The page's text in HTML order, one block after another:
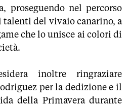
proseguendo nel percorso
del vivaio canarino, a
che lo unisce ai colori di
inoltre ringraziare
per la dedizione e il
della Primavera durante